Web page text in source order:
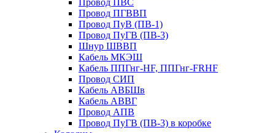
Провод ПВС
Провод ПГВВП
Провод ПуВ (ПВ-1)
Провод ПуГВ (ПВ-3)
Шнур ШВВП
Кабель МКЭШ
Кабель ППГнг-HF, ППГнг-FRHF
Провод СИП
Кабель АВБШв
Кабель АВВГ
Провод АПВ
Провод ПуГВ (ПВ-3) в коробке